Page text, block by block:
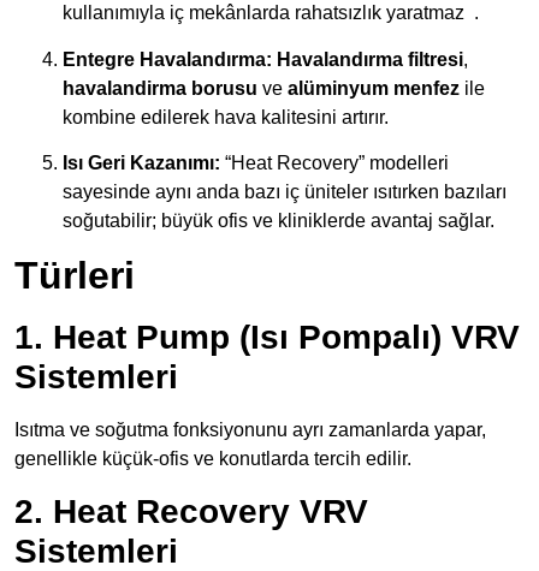
kullanımıyla iç mekânlarda rahatsızlık yaratmaz .
Entegre Havalandırma: Havalandırma filtresi,
havalandirma borusu ve alüminyum menfez ile
kombine edilerek hava kalitesini artırır.
Isı Geri Kazanımı: “Heat Recovery” modelleri
sayesinde aynı anda bazı iç üniteler ısıtırken bazıları
soğutabilir; büyük ofis ve kliniklerde avantaj sağlar.
Türleri
1. Heat Pump (Isı Pompalı) VRV
Sistemleri
Isıtma ve soğutma fonksiyonunu ayrı zamanlarda yapar,
genellikle küçük-ofis ve konutlarda tercih edilir.
2. Heat Recovery VRV
Sistemleri